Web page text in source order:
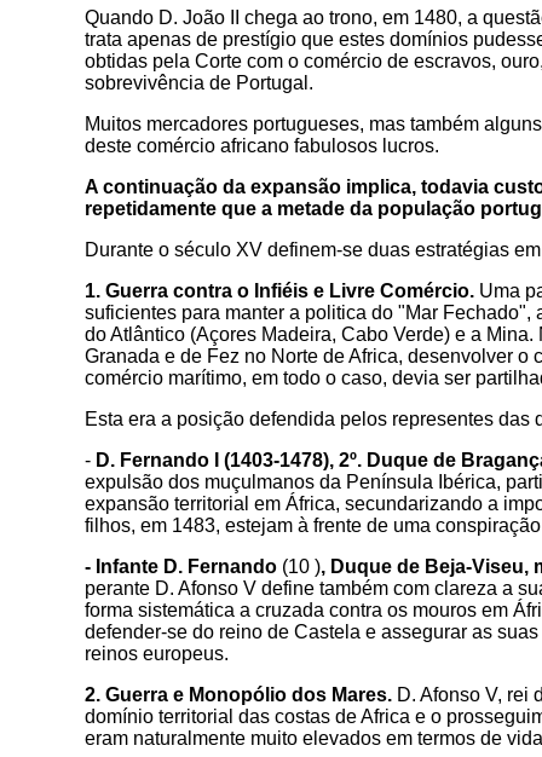
Quando D. João II chega ao trono, em 1480, a
trata apenas de prestígio que estes domínios
obtidas pela Corte com o comércio de escravos,
sobrevivência de Portugal.
Muitos mercadores portugueses, mas também
deste comércio africano fabulosos lucros.
A continuação da expansão implica, todavia
repetidamente que a metade da população
Durante o século XV definem-se duas estratégias
1. Guerra contra o Infiéis e Livre Comércio.Uma
suficientes para manter a politica do "Mar
do Atlântico (Açores Madeira, Cabo Verde) e a
Granada e de Fez no Norte de Africa, desenvolver
comércio marítimo, em todo o caso, devia ser
Esta era a posição defendida pelos representes
- D. Fernando I (1403-1478), 2º. Duque de
expulsão dos muçulmanos da Península Ibérica,
expansão territorial em África, secundarizando a
filhos, em 1483, estejam à frente de uma
- Infante D. Fernando(10 ), Duque de Beja-Viseu,
perante D. Afonso V define também com clareza a
forma sistemática a cruzada contra os mouros em
defender-se do reino de Castela e assegurar as
reinos europeus.
2. Guerra e Monopólio dos Mares.D. Afonso V, rei
domínio territorial das costas de Africa e o
eram naturalmente muito elevados em termos de